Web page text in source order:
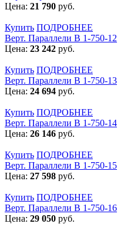
Цена: 21 790 руб.
Купить ПОДРОБНЕЕ
Верт. Параллели В 1-750-12
Цена: 23 242 руб.
Купить ПОДРОБНЕЕ
Верт. Параллели В 1-750-13
Цена: 24 694 руб.
Купить ПОДРОБНЕЕ
Верт. Параллели В 1-750-14
Цена: 26 146 руб.
Купить ПОДРОБНЕЕ
Верт. Параллели В 1-750-15
Цена: 27 598 руб.
Купить ПОДРОБНЕЕ
Верт. Параллели В 1-750-16
Цена: 29 050 руб.